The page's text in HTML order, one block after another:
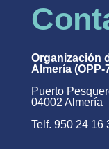
Organización
Almería (OPP-
Puerto
04002 Almería
Telf. 950 24 16